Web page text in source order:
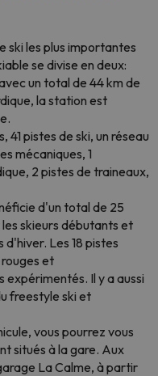
ski les plus importantes
se divise en deux:
un total de 44 km de
la station est
41 pistes de ski, un réseau
mécaniques, 1
2 pistes de traineaux,
d'un total de 25
skieurs débutants et
Les 18 pistes
et
expérimentés. Il y a aussi
freestyle ski et
vous pourrez vous
situés à la gare. Aux
La Calme, à partir